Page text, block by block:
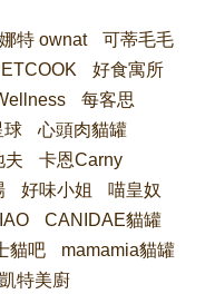
特 ownat
可蒂毛毛
好食寓所
每客思
球
心頭肉貓罐
夫
卡恩Carny
好味小姐
喵皇奴
CANIDAE貓罐
貓吧
mamamia貓罐
凱特美廚